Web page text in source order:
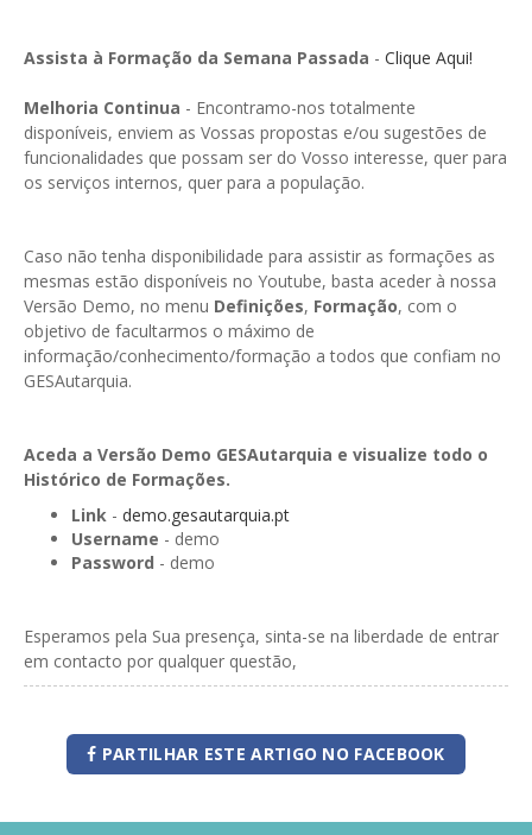
Assista à Formação da Semana Passada - Clique Aqui!
Melhoria Continua - Encontramo-nos totalmente
disponíveis, enviem as Vossas propostas e/ou sugestões de
funcionalidades que possam ser do Vosso interesse, quer para
os serviços internos, quer para a população.
Caso não tenha disponibilidade para assistir as formações as
mesmas estão disponíveis no Youtube, basta aceder à nossa
Versão Demo, no menu Definições, Formação, com o
objetivo de facultarmos o máximo de
informação/conhecimento/formação a todos que confiam no
GESAutarquia.
Aceda a Versão Demo GESAutarquia e visualize todo o
Histórico de Formações.
Link - demo.gesautarquia.pt
Username - demo
Password - demo
Esperamos pela Sua presença, sinta-se na liberdade de entrar
em contacto por qualquer questão,
PARTILHAR ESTE ARTIGO NO FACEBOOK